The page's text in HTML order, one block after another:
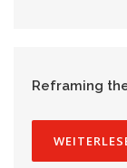
Reframing